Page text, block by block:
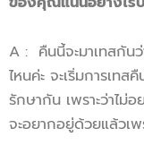
A : คืนนี้จะมาเทสกัน
ไหนค่ะ จะเริ่มการเทส
รักษากัน เพราะว่าไ
จะอยากอยู่ด้วยแล้วเ